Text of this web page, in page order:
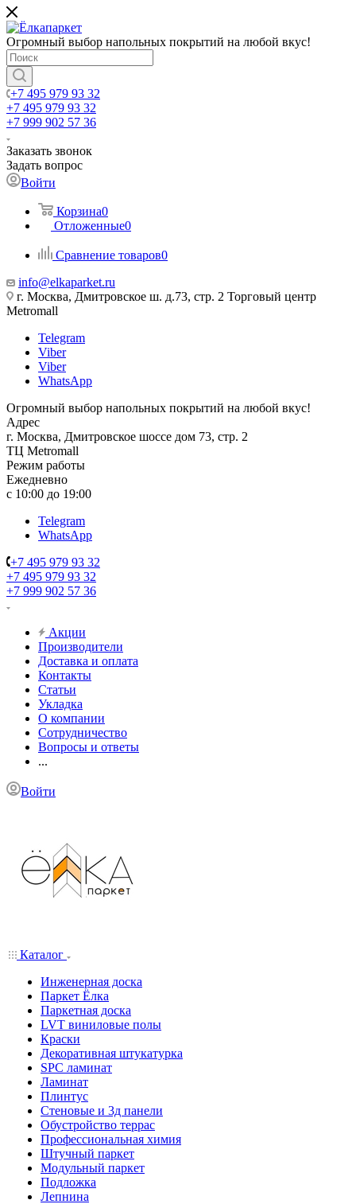
Огромный выбор напольных покрытий на любой вкус!
+7 495 979 93 32
+7 495 979 93 32
+7 999 902 57 36
Заказать звонок
Задать вопрос
Войти
Корзина0
Отложенные0
Сравнение товаров0
info@elkaparket.ru
г. Москва, Дмитровское ш. д.73, стр. 2 Торговый центр
Metromall
Telegram
Viber
Viber
WhatsApp
Огромный выбор напольных покрытий на любой вкус!
Адрес
г. Москва, Дмитровское шоссе дом 73, стр. 2
ТЦ Metromall
Режим работы
Ежедневно
с 10:00 до 19:00
Telegram
WhatsApp
+7 495 979 93 32
+7 495 979 93 32
+7 999 902 57 36
Акции
Производители
Доставка и оплата
Контакты
Статьи
Укладка
О компании
Сотрудничество
Вопросы и ответы
...
Войти
Каталог
Инженерная доска
Паркет Ёлка
Паркетная доска
LVT виниловые полы
Краски
Декоративная штукатурка
SPC ламинат
Ламинат
Плинтус
Стеновые и 3д панели
Обустройство террас
Профессиональная химия
Штучный паркет
Модульный паркет
Подложка
Лепнина